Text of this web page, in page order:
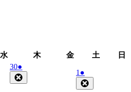
水
曜
日
木木
金金
日
土 日
302026
年
7
●
件
の
1 2026
年
●
件